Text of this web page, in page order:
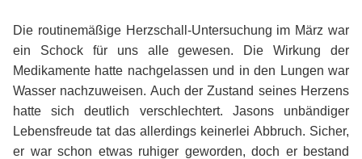
Die routinemäßige Herzschall-Untersuchung im März war
ein Schock für uns alle gewesen. Die Wirkung der
Medikamente hatte nachgelassen und in den Lungen war
Wasser nachzuweisen. Auch der Zustand seines Herzens
hatte sich deutlich verschlechtert. Jasons unbändiger
Lebensfreude tat das allerdings keinerlei Abbruch. Sicher,
er war schon etwas ruhiger geworden, doch er bestand